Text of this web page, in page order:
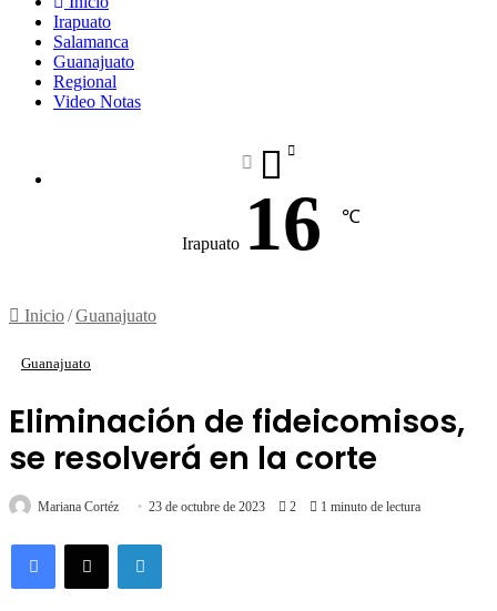
Irapuato
Salamanca
Guanajuato
Regional
Video Notas
Irapuato 16 ℃
Inicio/Guanajuato
Guanajuato
Eliminación de fideicomisos,
se resolverá en la corte
Mariana Cortéz 23 de octubre de 2023 2 1 minuto de lectura
LinkedIn